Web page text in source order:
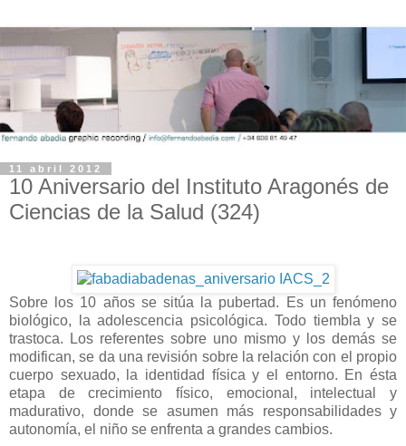
11 abril 2012
10 Aniversario del Instituto Aragonés de
Ciencias de la Salud (324)
Sobre los 10 años se sitúa la pubertad. Es un fenómeno
biológico, la adolescencia psicológica. Todo tiembla y se
trastoca. Los referentes sobre uno mismo y los demás se
modifican, se da una revisión sobre la relación con el propio
cuerpo sexuado, la identidad física y el entorno. En ésta
etapa de crecimiento físico, emocional, intelectual y
madurativo, donde se asumen más responsabilidades y
autonomía, el niño se enfrenta a grandes cambios.